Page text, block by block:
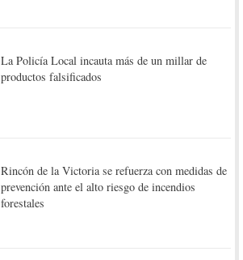
La Policía Local incauta más de un millar de
productos falsificados
Rincón de la Victoria se refuerza con medidas de
prevención ante el alto riesgo de incendios
forestales